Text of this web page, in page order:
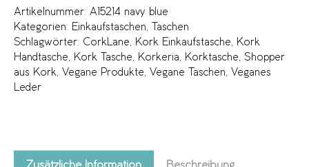
Artikelnummer: A15214 navy blue
Kategorien: Einkaufstaschen,
Taschen
Schlagwörter: CorkLane, Kork Einkaufstasche, Kork
Handtasche, Kork Tasche, Korkeria, Korktasche, Shopper
aus Kork, Vegane Produkte, Vegane Taschen, Veganes
Leder